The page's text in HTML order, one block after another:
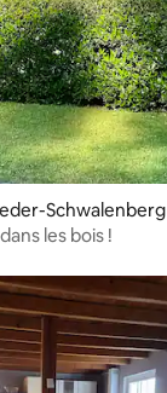
Schwalenberg
les bois !